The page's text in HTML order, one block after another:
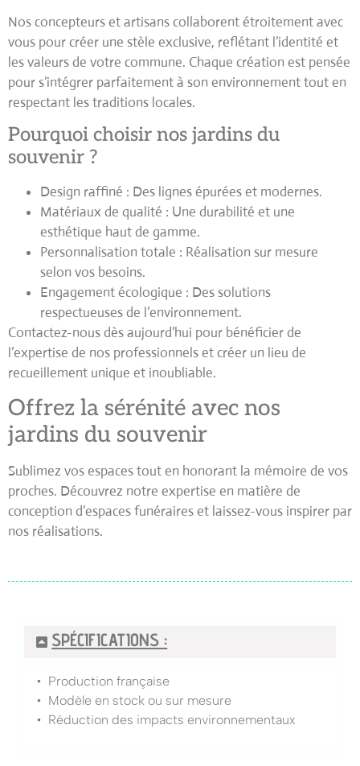
Nos concepteurs et artisans collaborent étroitement avec
vous pour créer une stèle exclusive, reflétant l’identité et
les valeurs de votre commune. Chaque création est pensée
pour s’intégrer parfaitement à son environnement tout en
respectant les traditions locales.
Pourquoi choisir nos jardins du
souvenir ?
Design raffiné : Des lignes épurées et modernes.
Matériaux de qualité : Une durabilité et une
esthétique haut de gamme.
Personnalisation totale : Réalisation sur mesure
selon vos besoins.
Engagement écologique : Des solutions
respectueuses de l’environnement.
Contactez-nous dès aujourd’hui pour bénéficier de
l’expertise de nos professionnels et créer un lieu de
recueillement unique et inoubliable.
Offrez la sérénité avec nos
jardins du souvenir
Sublimez vos espaces tout en honorant la mémoire de vos
proches. Découvrez notre expertise en matière de
conception d’espaces funéraires et laissez-vous inspirer par
nos réalisations.
SPÉCIFICATIONS :
• Production française
• Modèle en stock ou sur mesure
• Réduction des impacts environnementaux